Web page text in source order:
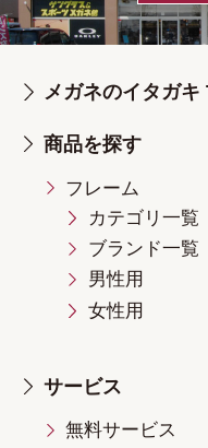
メガネのイタガキ
商品を探す
フレーム
カテゴリ一覧
ブランド一覧
男性用
女性用
サービス
無料サービス